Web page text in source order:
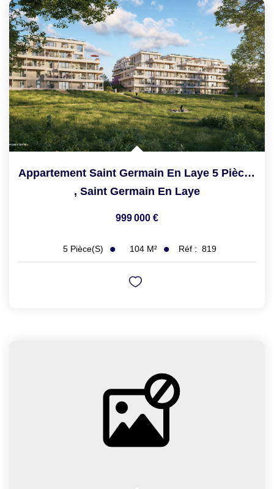
Appartement Saint Germain En Laye 5 Pièce(s) 104 M2
, Saint Germain En Laye
999 000 €
5 Pièce(s) 104 M² Réf : 819